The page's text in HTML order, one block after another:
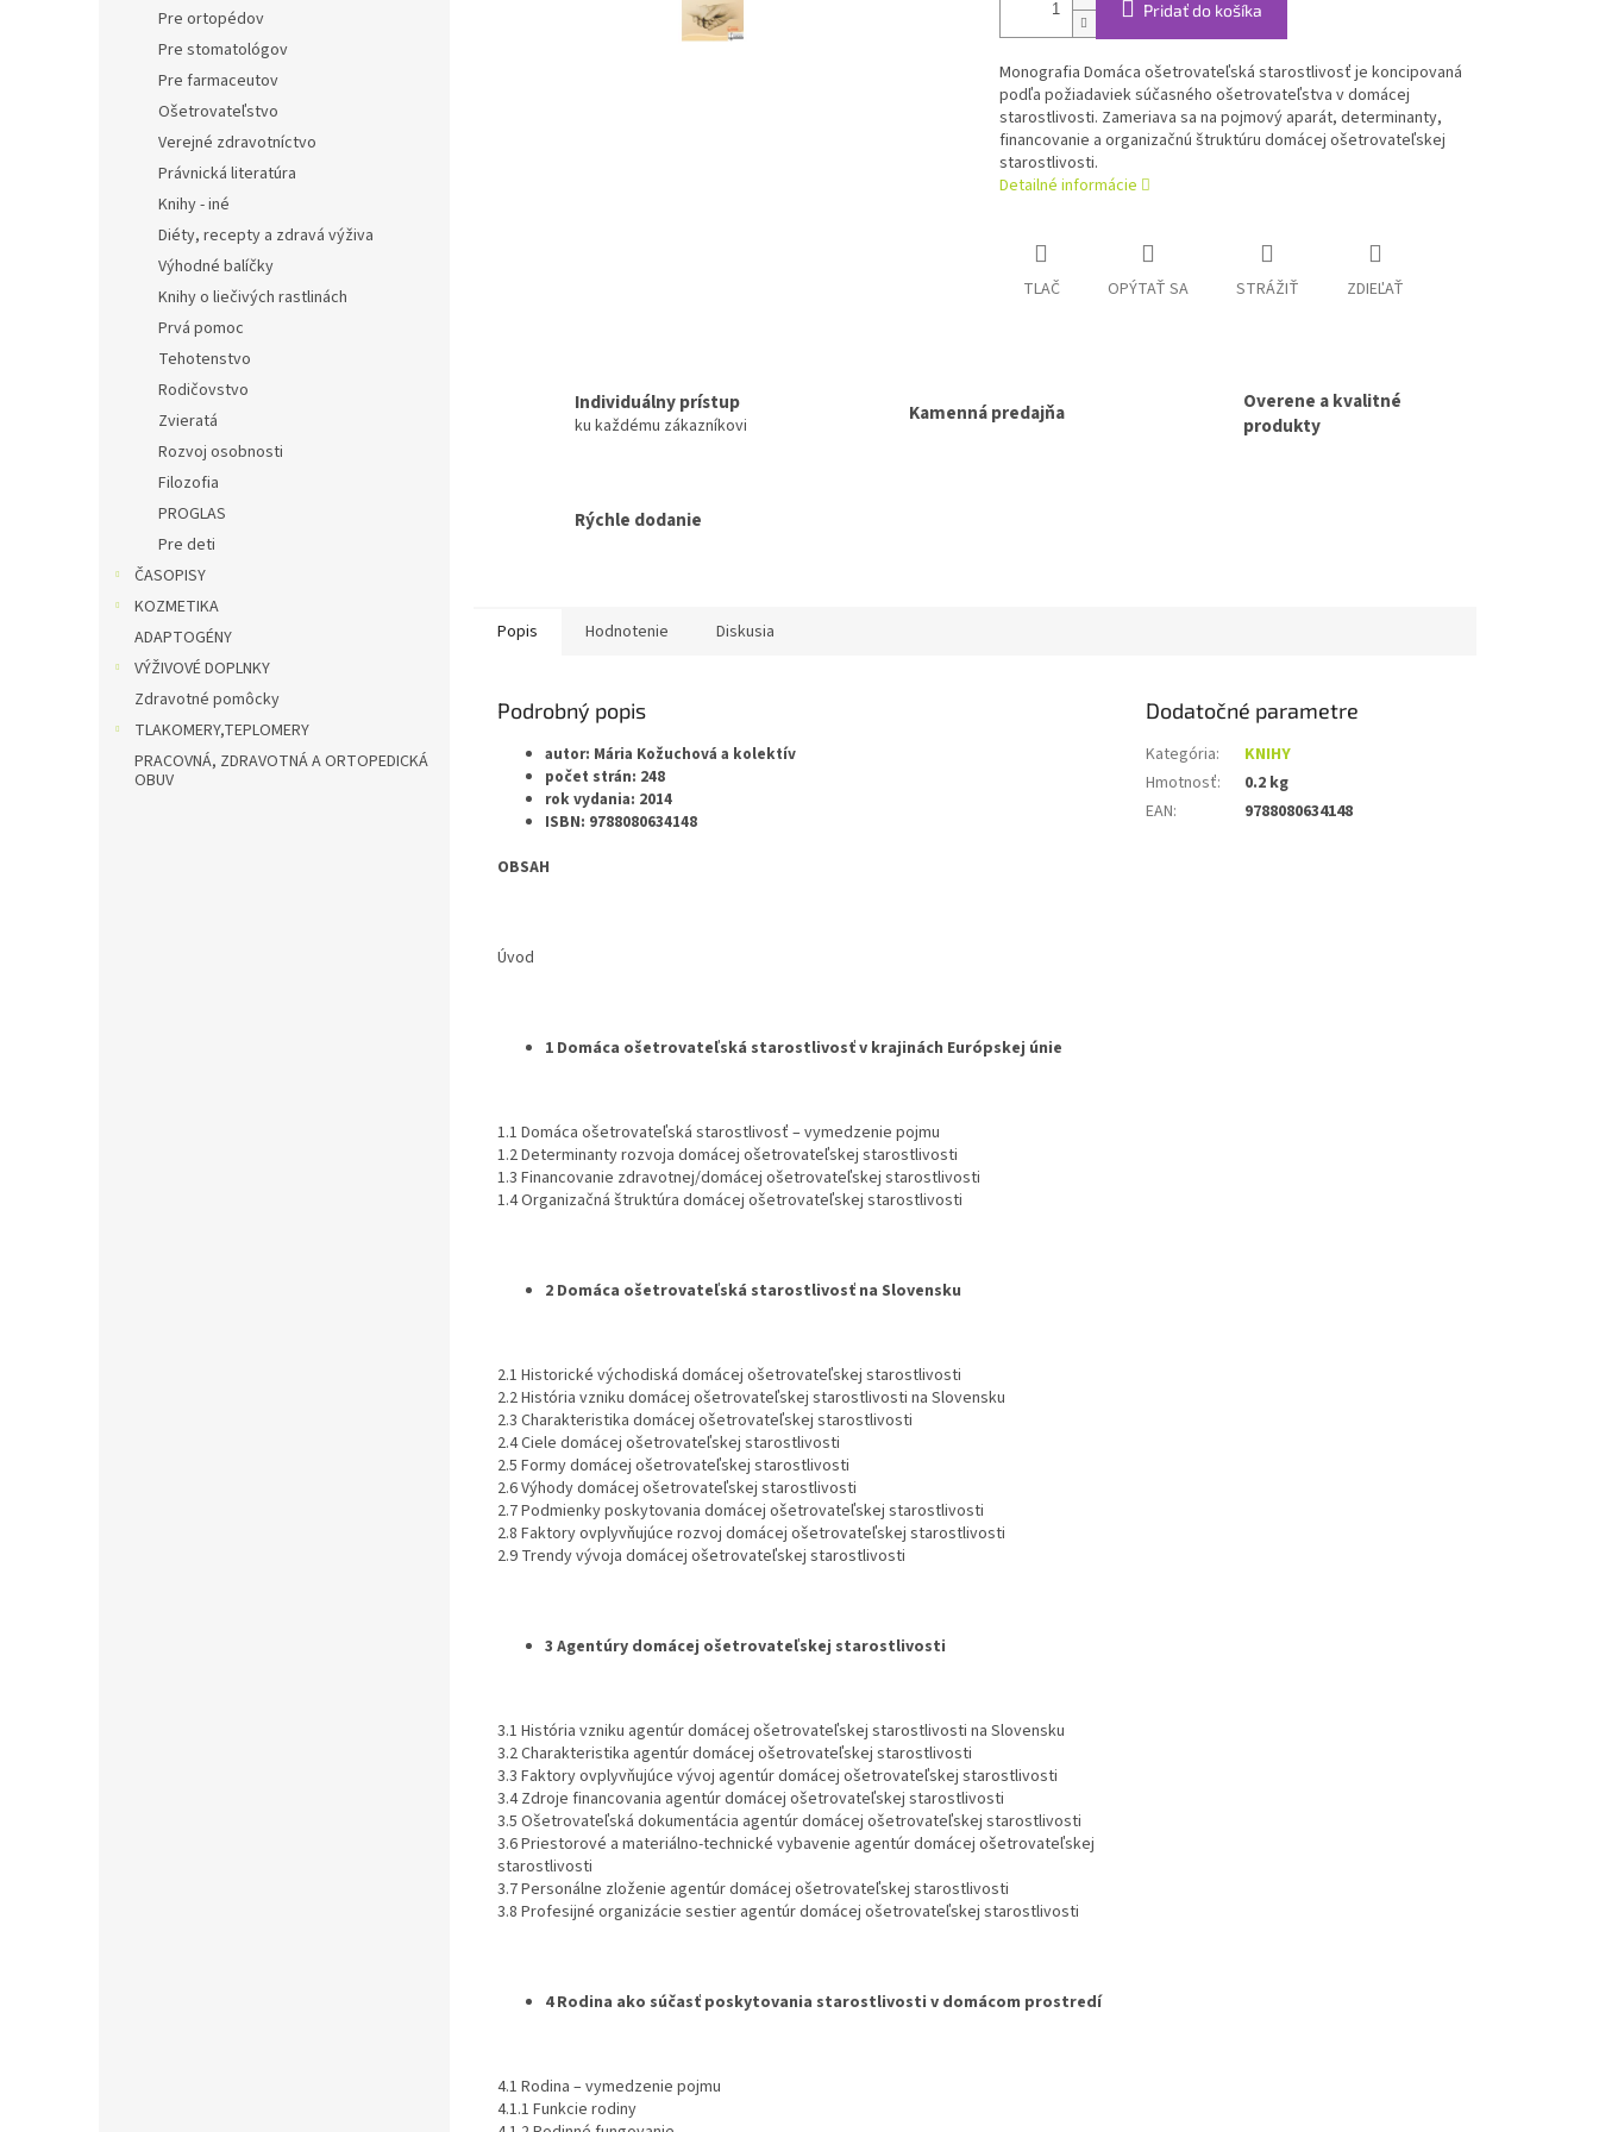
Pre ortopédov
Pre stomatológov
Pre farmaceutov
Ošetrovateľstvo
Verejné zdravotníctvo
Právnická literatúra
Knihy - iné
Diéty, recepty a zdravá výživa
Výhodné balíčky
Knihy o liečivých rastlinách
Prvá pomoc
Tehotenstvo
Rodičovstvo
Zvieratá
Rozvoj osobnosti
Filozofia
PROGLAS
Pre deti
ČASOPISY
KOZMETIKA
ADAPTOGÉNY
VÝŽIVOVÉ DOPLNKY
Zdravotné pomôcky
TLAKOMERY,TEPLOMERY
PRACOVNÁ, ZDRAVOTNÁ A ORTOPEDICKÁ
OBUV
Pridať do košíka
Monografia Domáca ošetrovateľská starostlivosť je koncipovaná
podľa požiadaviek súčasného ošetrovateľstva v domácej
starostlivosti. Zameriava sa na pojmový aparát, determinanty,
financovanie a organizačnú štruktúru domácej ošetrovateľskej
starostlivosti.
Detailné informácie
TLAČ OPÝTAŤ SA STRÁŽIŤ ZDIEĽAŤ
Individuálny prístup
ku každému zákazníkovi Kamenná predajňa
Overene a kvalitné
produkty
Rýchle dodanie
Popis Hodnotenie Diskusia
Podrobný popis
autor: Mária Kožuchová a kolektív
počet strán: 248
rok vydania: 2014
ISBN: 9788080634148
OBSAH
Úvod
1 Domáca ošetrovateľská starostlivosť v krajinách Európskej únie
1.1 Domáca ošetrovateľská starostlivosť – vymedzenie pojmu
1.2 Determinanty rozvoja domácej ošetrovateľskej starostlivosti
1.3 Financovanie zdravotnej/domácej ošetrovateľskej starostlivosti
1.4 Organizačná štruktúra domácej ošetrovateľskej starostlivosti
2 Domáca ošetrovateľská starostlivosť na Slovensku
2.1 Historické východiská domácej ošetrovateľskej starostlivosti
2.2 História vzniku domácej ošetrovateľskej starostlivosti na Slovensku
2.3 Charakteristika domácej ošetrovateľskej starostlivosti
2.4 Ciele domácej ošetrovateľskej starostlivosti
2.5 Formy domácej ošetrovateľskej starostlivosti
2.6 Výhody domácej ošetrovateľskej starostlivosti
2.7 Podmienky poskytovania domácej ošetrovateľskej starostlivosti
2.8 Faktory ovplyvňujúce rozvoj domácej ošetrovateľskej starostlivosti
2.9 Trendy vývoja domácej ošetrovateľskej starostlivosti
3 Agentúry domácej ošetrovateľskej starostlivosti
3.1 História vzniku agentúr domácej ošetrovateľskej starostlivosti na Slovensku
3.2 Charakteristika agentúr domácej ošetrovateľskej starostlivosti
3.3 Faktory ovplyvňujúce vývoj agentúr domácej ošetrovateľskej starostlivosti
3.4 Zdroje financovania agentúr domácej ošetrovateľskej starostlivosti
3.5 Ošetrovateľská dokumentácia agentúr domácej ošetrovateľskej starostlivosti
3.6 Priestorové a materiálno-technické vybavenie agentúr domácej ošetrovateľskej
starostlivosti
3.7 Personálne zloženie agentúr domácej ošetrovateľskej starostlivosti
3.8 Profesijné organizácie sestier agentúr domácej ošetrovateľskej starostlivosti
4 Rodina ako súčasť poskytovania starostlivosti v domácom prostredí
4.1 Rodina – vymedzenie pojmu
4.1.1 Funkcie rodiny
Dodatočné parametre
Kategória:
KNIHY
Hmotnosť:
0.2 kg
EAN: 9788080634148